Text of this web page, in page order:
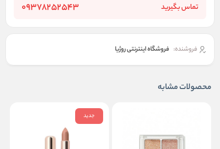
تماس بگیرید 09378252543
فروشنده: فروشگاه اینترنتی روژیا
محصولات مشابه
جدید